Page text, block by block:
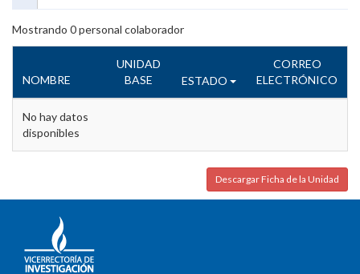
Mostrando 0personal colaborador
NOMBRE
UNIDAD
BASE
ESTADO
CORREO
ELECTRÓNICO
No hay datos
disponibles
Descargar Ficha de la Unidad